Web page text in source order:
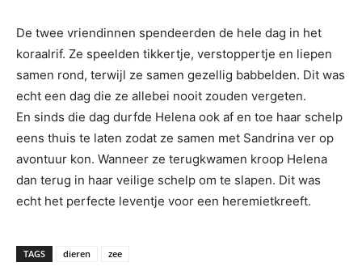
De twee vriendinnen spendeerden de hele dag in het
koraalrif. Ze speelden tikkertje, verstoppertje en liepen
samen rond, terwijl ze samen gezellig babbelden. Dit was
echt een dag die ze allebei nooit zouden vergeten.
En sinds die dag durfde Helena ook af en toe haar schelp
eens thuis te laten zodat ze samen met Sandrina ver op
avontuur kon. Wanneer ze terugkwamen kroop Helena
dan terug in haar veilige schelp om te slapen. Dit was
echt het perfecte leventje voor een heremietkreeft.
TAGS dieren zee